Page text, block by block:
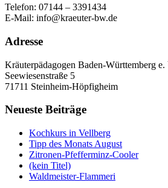
Telefon: 07144 – 3391434
E-Mail: info@kraeuter-bw.de
Adresse
Kräuterpädagogen Baden-Württemberg e.
Seewiesenstraße 5
71711 Steinheim-Höpfigheim
Neueste Beiträge
Kochkurs in Vellberg
Tipp des Monats August
Zitronen-Pfefferminz-Cooler
(kein Titel)
Waldmeister-Flammeri